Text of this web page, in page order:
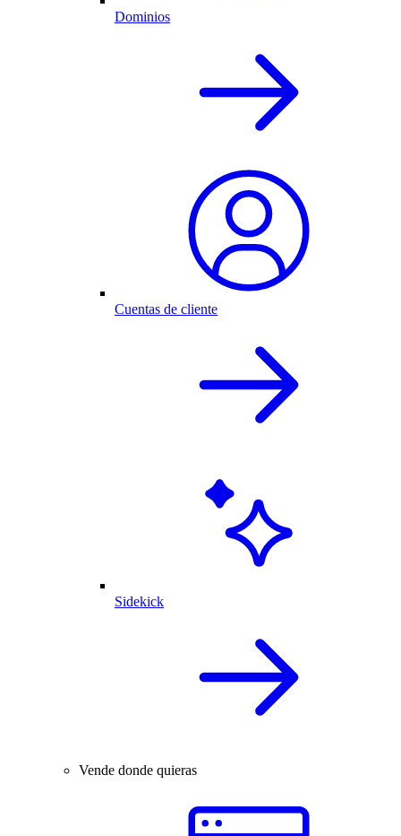
Dominios
Cuentas de cliente
Sidekick
Vende donde quieras